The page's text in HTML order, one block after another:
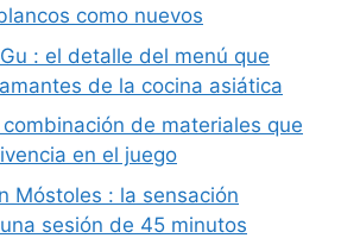
como nuevos
: el detalle del menú que
de la cocina asiática
de materiales que
en el juego
Móstoles : la sensación
sesión de 45 minutos